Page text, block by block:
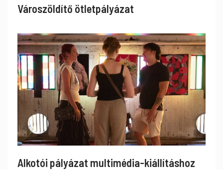
Városzöldítő ötletpályázat
Alkotói pályázat multimédia-kiállításhoz